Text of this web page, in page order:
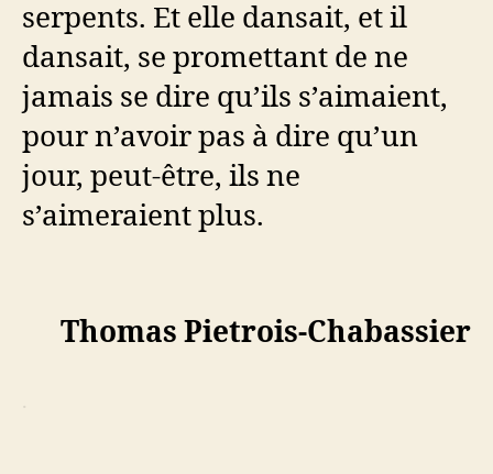
serpents. Et elle dansait, et il
dansait, se promettant de ne
jamais se dire qu’ils s’aimaient,
pour n’avoir pas à dire qu’un
jour, peut-être, ils ne
s’aimeraient plus.
Thomas Pietrois-Chabassier
.